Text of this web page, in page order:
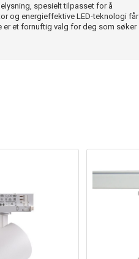
spesielt tilpasset for å
og energieffektive LED-teknologi får
er et fornuftig valg for deg som søker